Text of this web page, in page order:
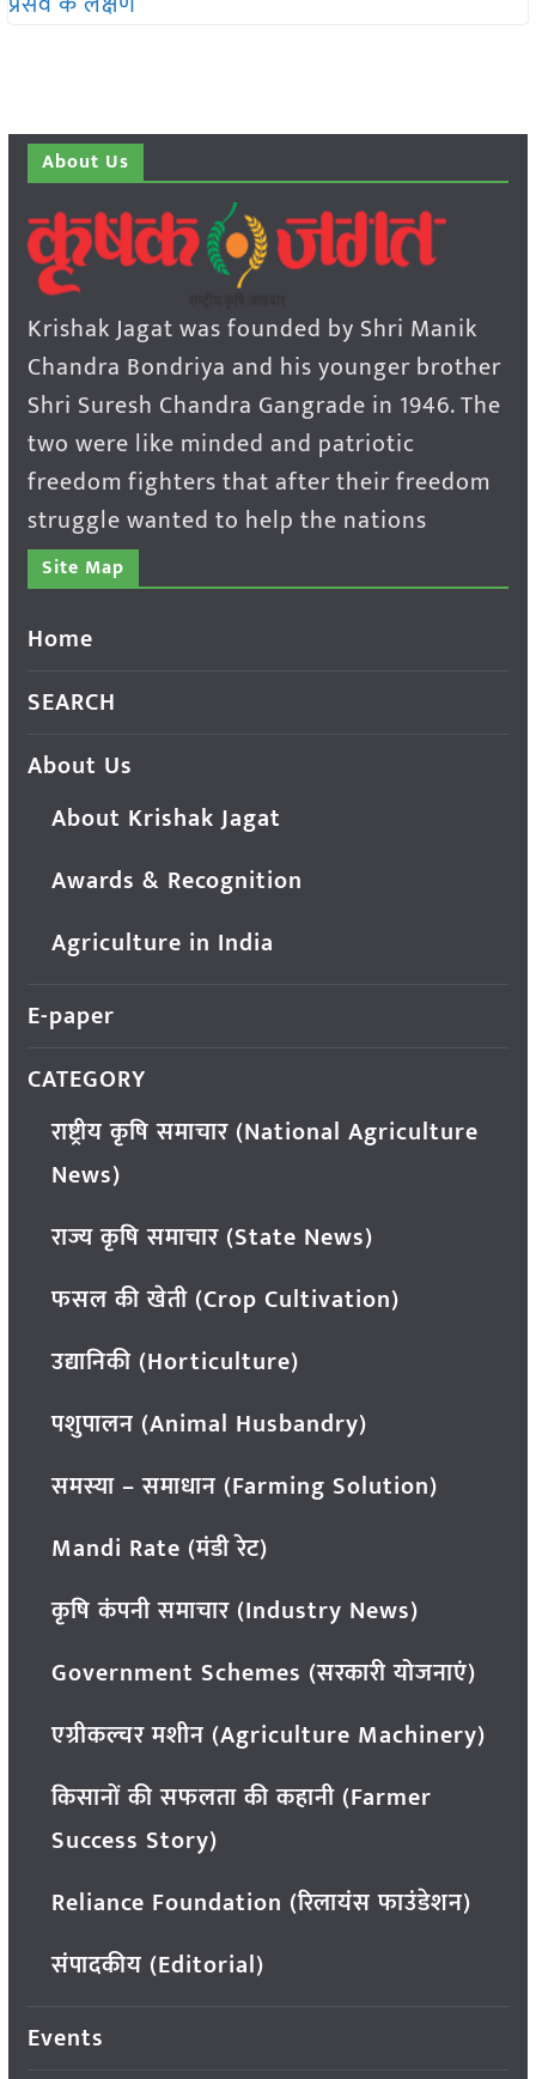
About Us
Krishak Jagat was founded by Shri Manik
Chandra Bondriya and his younger brother
Shri Suresh Chandra Gangrade in 1946. The
two were like minded and patriotic
freedom fighters that after their freedom
struggle wanted to help the nations
Site Map
Home
SEARCH
About Us
About Krishak Jagat
Awards & Recognition
Agriculture in India
E-paper
CATEGORY
राष्ट्रीय कृषि समाचार (National Agriculture
News)
राज्य कृषि समाचार (State News)
फसल की खेती (Crop Cultivation)
उद्यानिकी (Horticulture)
पशुपालन (Animal Husbandry)
समस्या – समाधान (Farming Solution)
Mandi Rate (मंडी रेट)
कृषि कंपनी समाचार (Industry News)
Government Schemes (सरकारी योजनाएं)
एग्रीकल्चर मशीन (Agriculture Machinery)
किसानों की सफलता की कहानी (Farmer
Success Story)
Reliance Foundation (रिलायंस फाउंडेशन)
संपादकीय (Editorial)
Events